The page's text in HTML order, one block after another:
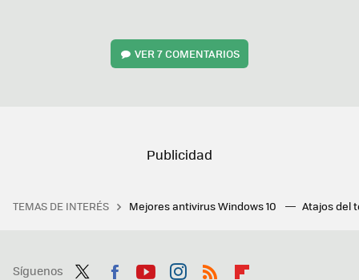
VER7 COMENTARIOS
TEMAS DE INTERÉS Mejores antivirus Windows 10 Atajos del
Síguenos